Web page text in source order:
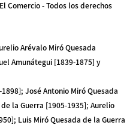
Comercio - Todos los derechos
Arévalo Miró Quesada
Amunátegui [1839-1875] y
José Antonio Miró Quesada
la Guerra [1905-1935]; Aurelio
Luis Miró Quesada de la Guerra